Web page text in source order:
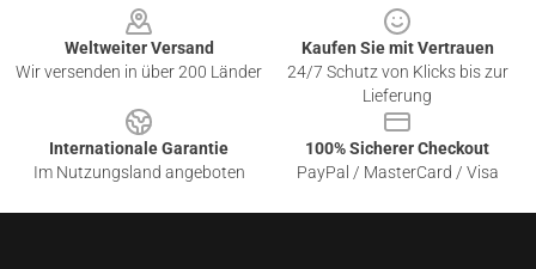
Weltweiter Versand
Wir versenden in über 200 Länder
Kaufen Sie mit Vertrauen
24/7 Schutz von Klicks bis zur
Lieferung
Internationale Garantie
Im Nutzungsland angeboten
100% Sicherer Checkout
PayPal / MasterCard / Visa